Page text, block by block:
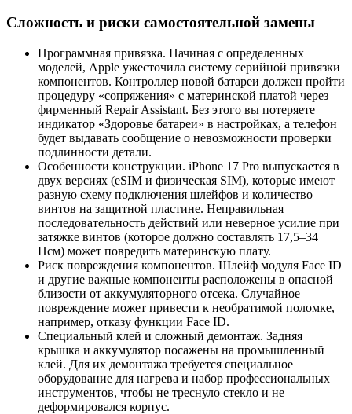
Сложность и риски самостоятельной замены
Программная привязка. Начиная с определенных
моделей, Apple ужесточила систему серийной привязки
компонентов. Контроллер новой батареи должен пройти
процедуру «сопряжения» с материнской платой через
фирменный Repair Assistant. Без этого вы потеряете
индикатор «Здоровье батареи» в настройках, а телефон
будет выдавать сообщение о невозможности проверки
подлинности детали.
Особенности конструкции. iPhone 17 Pro выпускается в
двух версиях (eSIM и физическая SIM), которые имеют
разную схему подключения шлейфов и количество
винтов на защитной пластине. Неправильная
последовательность действий или неверное усилие при
затяжке винтов (которое должно составлять 17,5–34
Нсм) может повредить материнскую плату.
Риск повреждения компонентов. Шлейф модуля Face ID
и другие важные компоненты расположены в опасной
близости от аккумуляторного отсека. Случайное
повреждение может привести к необратимой поломке,
например, отказу функции Face ID.
Специальный клей и сложный демонтаж. Задняя
крышка и аккумулятор посажены на промышленный
клей. Для их демонтажа требуется специальное
оборудование для нагрева и набор профессиональных
инструментов, чтобы не треснуло стекло и не
деформировался корпус.